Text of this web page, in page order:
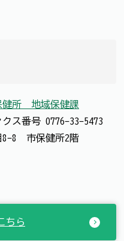
健所 地域保健課
クス番号 0776-33-5473
8-8 市保健所2階
ちら